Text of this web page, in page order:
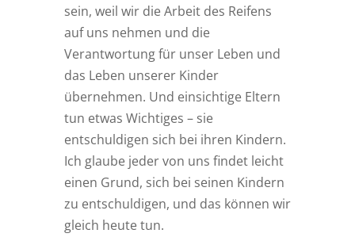
sein, weil wir die Arbeit des Reifens
auf uns nehmen und die
Verantwortung für unser Leben und
das Leben unserer Kinder
übernehmen. Und einsichtige Eltern
tun etwas Wichtiges – sie
entschuldigen sich bei ihren Kindern.
Ich glaube jeder von uns findet leicht
einen Grund, sich bei seinen Kindern
zu entschuldigen, und das können wir
gleich heute tun.